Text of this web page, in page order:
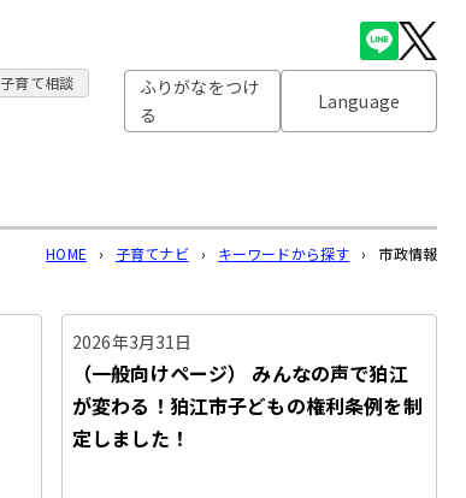
子育て相談
ふりがなをつけ
る
Language
HOME › 子育てナビ › キーワードから探す › 市政情報
2026年3月31日
（一般向けページ） みんなの声で狛江
が変わる！狛江市子どもの権利条例を制
定しました！